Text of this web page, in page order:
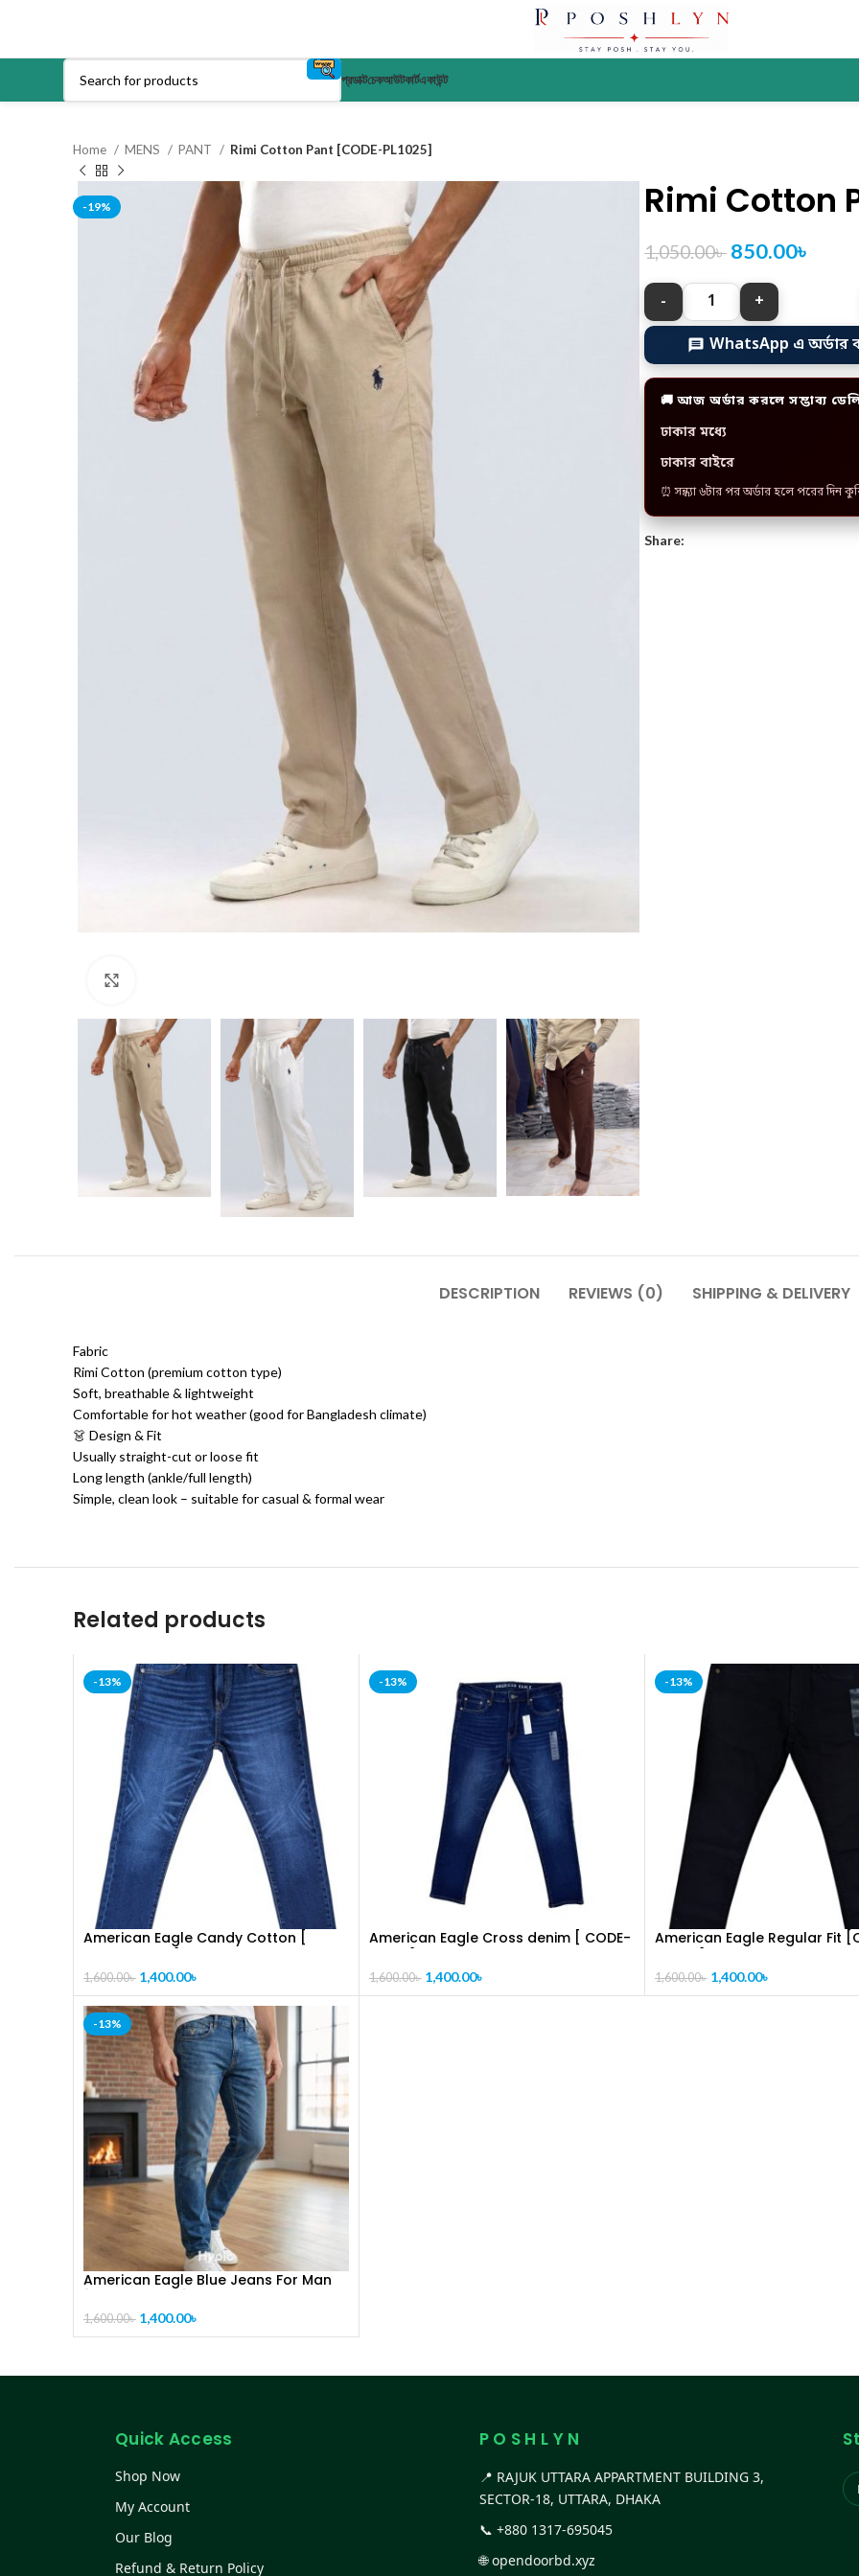
প্রডাক্টচেকআউটকার্টএকাউন্ট
Home MENS PANT Rimi Cotton Pant [CODE-PL1025]
-19% Rimi Cotton
1,050.00৳ 850.00৳
WhatsApp এ অর্ডার
🚚 আজ অর্ডার করলে সম্ভাব্য
ঢাকার মধ্যে
ঢাকার বাইরে
⏰ সন্ধ্যা ৬টার পর অর্ডার হলে পরের দিন
Share:
DESCRIPTION REVIEWS (0) SHIPPING & DELIVERY
Fabric
Rimi Cotton (premium cotton type)
Soft, breathable & lightweight
Comfortable for hot weather (good for Bangladesh climate)
👗 Design & Fit
Usually straight-cut or loose fit
Long length (ankle/full length)
Simple, clean look – suitable for casual & formal wear
Related products
-13%
American Eagle Candy Cotton [
1,600.00৳ 1,400.00৳
-13%
American Eagle Cross denim [ CODE-
1,600.00৳ 1,400.00৳
-13%
American Eagle Regular Fit
1,600.00৳ 1,400.00৳
-13%
American Eagle Blue Jeans For Man
1,600.00৳ 1,400.00৳
Quick Access
Shop Now
My Account
Our Blog
Refund & Return Policy
P O S H L Y N
📍 RAJUK UTTARA APPARTMENT BUILDING 3,
SECTOR-18, UTTARA, DHAKA
📞 +880 1317-695045
🌐opendoorbd.xyz